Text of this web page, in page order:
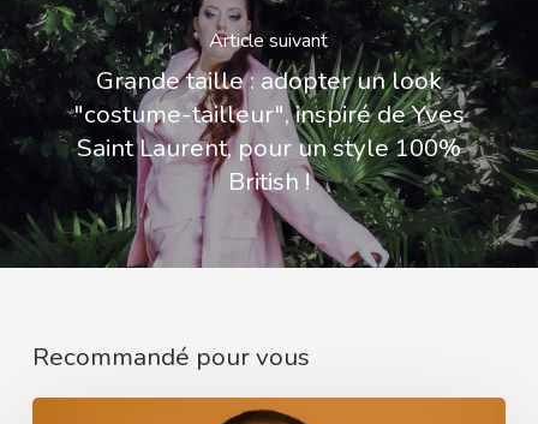
Article suivant
Grande taille : adopter un look
"costume-tailleur", inspiré de Yves
Saint Laurent, pour un style 100%
British !
Recommandé pour vous